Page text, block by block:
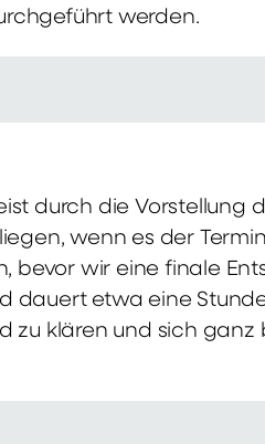
werden.
durch die Vorstellung
wenn es der
bevor wir eine finale
dauert etwa eine
zu klären und sich ganz